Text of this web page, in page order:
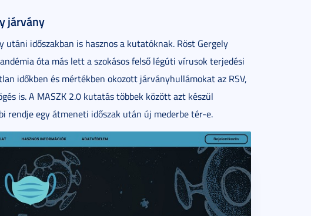
járvány
időszakban is hasznos a kutatóknak. Röst Gergely
óta más lett a szokásos felső légúti vírusok terjedési
időkben és mértékben okozott járványhullámokat az RSV,
is. A MASZK 2.0 kutatás többek között azt készül
rendje egy átmeneti időszak után új mederbe tér-e.